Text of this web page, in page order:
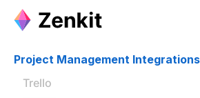
Project Management Integrations
Trello